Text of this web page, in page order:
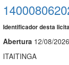
Identificador desta
Abertura 12/08/
ITAITINGA